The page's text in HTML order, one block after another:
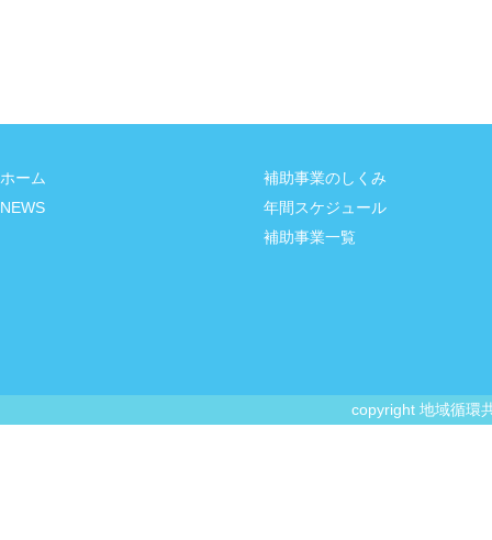
ホーム
NEWS
補助事業のしくみ
年間スケジュール
補助事業一覧
copyright 地域循環